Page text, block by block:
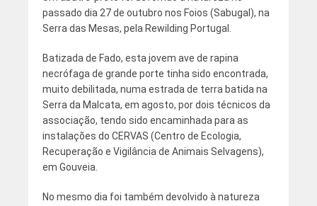
passado dia 27 de outubro nos Foios (Sabugal), na
Serra das Mesas, pela Rewilding Portugal.
Batizada de Fado, esta jovem ave de rapina
necrófaga de grande porte tinha sido encontrada,
muito debilitada, numa estrada de terra batida na
Serra da Malcata, em agosto, por dois técnicos da
associação, tendo sido encaminhada para as
instalações do CERVAS (Centro de Ecologia,
Recuperação e Vigilância de Animais Selvagens),
em Gouveia.
No mesmo dia foi também devolvido à natureza